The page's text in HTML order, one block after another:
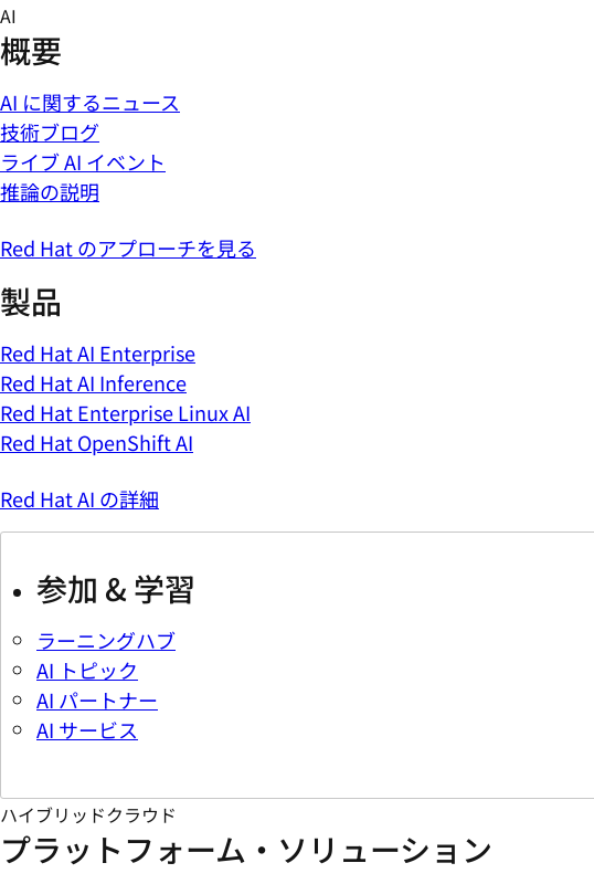
Skip
to
content
AI
概要
AI に関するニュース
技術ブログ
ライブ AI イベント
推論の説明
Red Hat のアプローチを見る
製品
Red Hat AI Enterprise
Red Hat AI Inference
Red Hat Enterprise Linux AI
Red Hat OpenShift AI
Red Hat AI の詳細
参加 & 学習
ラーニングハブ
AI トピック
AI パートナー
AI サービス
ハイブリッドクラウド
プラットフォーム・ソリューション